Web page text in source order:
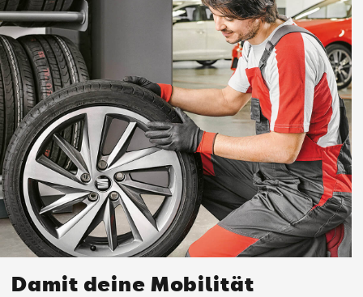
Damit deine Mobilität